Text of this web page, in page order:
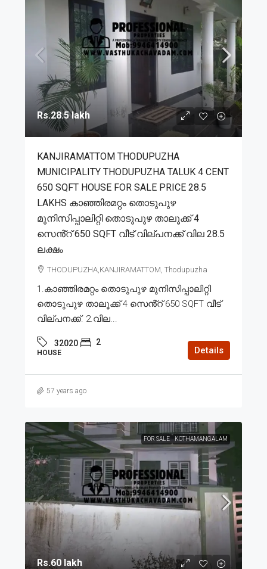
Rs.28.5 lakh
KANJIRAMATTOM THODUPUZHA
MUNICIPALITY THODUPUZHA TALUK 4 CENT
650 SQFT HOUSE FOR SALE PRICE 28.5
LAKHS കാഞ്ഞിരമറ്റം തൊടുപുഴ
മുനിസിപ്പാലിറ്റി തൊടുപുഴ താലൂക്ക് 4
സെൻ്റ് 650 SQFT വീട് വില്പനക്ക് വില 28.5
ലക്ഷം
THODUPUZHA,KANJIRAMATTOM, Thodupuzha
1.കാഞ്ഞിരമറ്റം തൊടുപുഴ മുനിസിപ്പാലിറ്റി
തൊടുപുഴ താലൂക്ക് 4 സെൻ്റ് 650 SQFT വീട്
വില്പനക്ക്. 2.വില...
32020 2
HOUSE Details
57 years ago
FOR SALE KOTHAMANGALAM
Rs.60 lakh